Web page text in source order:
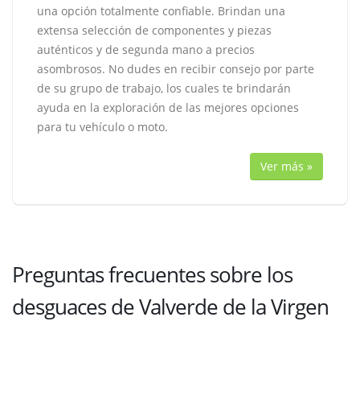
una opción totalmente confiable. Brindan una
extensa selección de componentes y piezas
auténticos y de segunda mano a precios
asombrosos. No dudes en recibir consejo por parte
de su grupo de trabajo, los cuales te brindarán
ayuda en la exploración de las mejores opciones
para tu vehículo o moto.
Ver más »
Preguntas frecuentes sobre los
desguaces de Valverde de la Virgen